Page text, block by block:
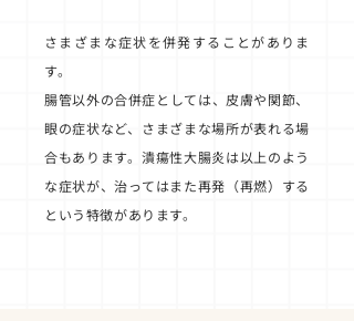
さまざまな症状を併発することがありま
す。
腸管以外の合併症としては、皮膚や関節、
眼の症状など、さまざまな場所が表れる場
合もあります。潰瘍性大腸炎は以上のよう
な症状が、治ってはまた再発（再燃）する
という特徴があります。